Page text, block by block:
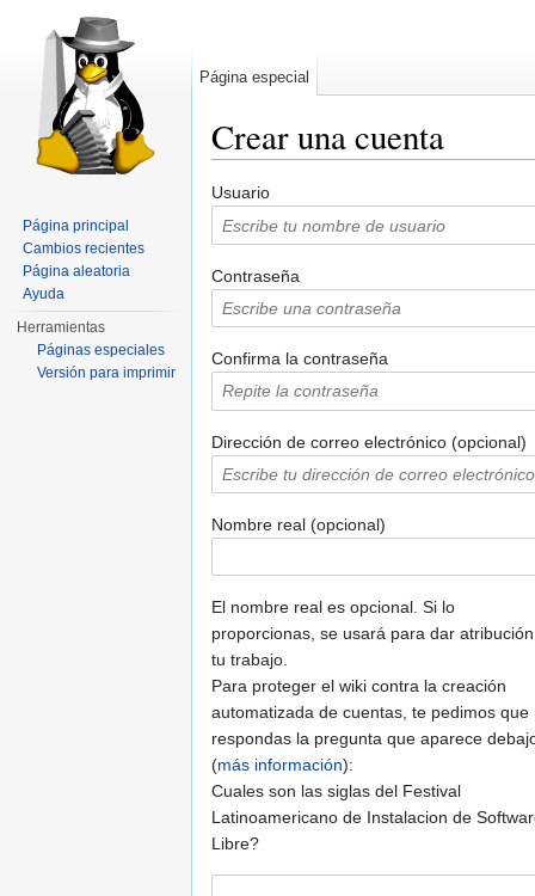
Crear una cuenta
Usuario
Contraseña
Confirma la contraseña
Dirección de correo electrónico (opcional)
Nombre real (opcional)
El nombre real es opcional. Si lo
proporcionas, se usará para dar
tu trabajo.
Para proteger el wiki contra la creación
automatizada de cuentas, te pedimos que
respondas la pregunta que aparece
(más información):
Cuales son las siglas del Festival
Latinoamericano de Instalacion de
Libre?
Página especial
Página principal
Cambios recientes
Página aleatoria
Ayuda
Herramientas
Páginas especiales
Versión para imprimir